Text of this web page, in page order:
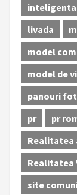
livada
model
model de
panouri
pr
pr
Realitatea
Realitatea
site